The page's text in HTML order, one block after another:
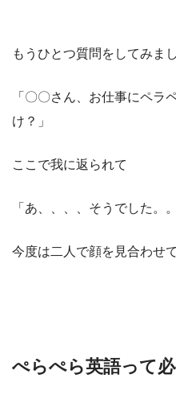
もうひとつ質問をしてみまし
「〇〇さん、お仕事にペラ
け？」
ここで我に返られて
「あ、、、、そうでした。。
今度は二人で顔を見合わせ
ぺらぺら英語って必